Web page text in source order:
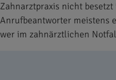
Zahnarztpraxis nicht
Anrufbeantworter meistens
wer im zahnärztlichen